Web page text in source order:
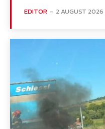
EDITOR - 2 AUGUST 2026